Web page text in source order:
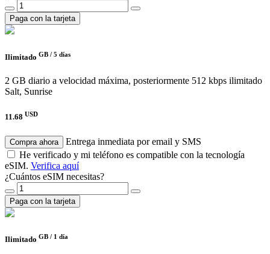
Paga con la tarjeta
Ilimitado GB / 5 días
2 GB diario a velocidad máxima, posteriormente 512 kbps ilimitado
Salt, Sunrise
11.68 USD
Compra ahora
Entrega inmediata por email y SMS
He verificado y mi teléfono es compatible con la tecnología
eSIM. Verifica aquí
¿Cuántos eSIM necesitas?
Paga con la tarjeta
Ilimitado GB / 1 día